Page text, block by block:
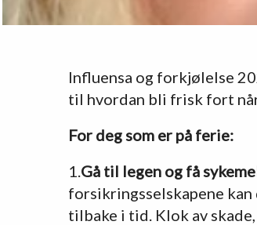
Influensa og forkjølelse
til hvordan bli frisk fort
For deg som er på ferie:
1. Gå til legen og få
forsikringsselskapene kan
tilbake i tid. Klok av